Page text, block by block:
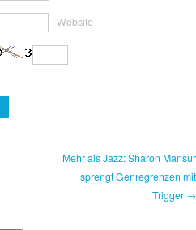
Website
Mehr als Jazz: Sharon Mansur
sprengt Genregrenzen mit
Trigger →